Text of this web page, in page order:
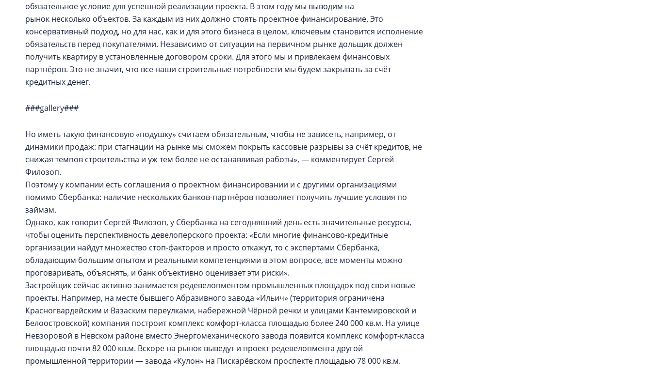
обязательное условие для успешной реализации проекта. В этом году мы выводим на
рынок несколько объектов. За каждым из них должно стоять проектное финансирование. Это
консервативный подход, но для нас, как и для этого бизнеса в целом, ключевым становится исполнение
обязательств перед покупателями. Независимо от ситуации на первичном рынке дольщик должен
получить квартиру в установленные договором сроки. Для этого мы и привлекаем финансовых
партнёров. Это не значит, что все наши строительные потребности мы будем закрывать за счёт
кредитных денег.
###gallery###
Но иметь такую финансовую «подушку» считаем обязательным, чтобы не зависеть, например, от
динамики продаж: при стагнации на рынке мы сможем покрыть кассовые разрывы за счёт кредитов, не
снижая темпов строительства и уж тем более не останавливая работы», — комментирует Сергей
Филозоп.
Поэтому у компании есть соглашения о проектном финансировании и с другими организациями
помимо Сбербанка: наличие нескольких банков-партнёров позволяет получить лучшие условия по
займам.
Однако, как говорит Сергей Филозоп, у Сбербанка на сегодняшний день есть значительные ресурсы,
чтобы оценить перспективность девелоперского проекта: «Если многие финансово-кредитные
организации найдут множество стоп-факторов и просто откажут, то с экспертами Сбербанка,
обладающим большим опытом и реальными компетенциями в этом вопросе, все моменты можно
проговаривать, объяснять, и банк объективно оценивает эти риски».
Застройщик сейчас активно занимается редевелопментом промышленных площадок под свои новые
проекты. Например, на месте бывшего Абразивного завода «Ильич» (территория ограничена
Красногвардейским и Вазаским переулками, набережной Чёрной речки и улицами Кантемировской и
Белоостровской) компания построит комплекс комфорт-класса площадью более 240 000 кв.м. На улице
Невзоровой в Невском районе вместо Энергомеханического завода появится комплекс комфорт-класса
площадью почти 82 000 кв.м. Вскоре на рынок выведут и проект редевелопмента другой
промышленной территории — завода «Кулон» на Пискарёвском проспекте площадью 78 000 кв.м.